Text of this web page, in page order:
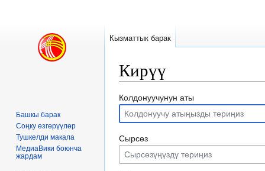
Кирүү
Навигацияга
өтүү
Издөөгө
өтүү
Колдонуучунун аты
Сырсөз
Кызматтык барак
Башкы барак
Соңку өзгөрүүлөр
Тушкелди макала
МедиаВики боюнча
жардам